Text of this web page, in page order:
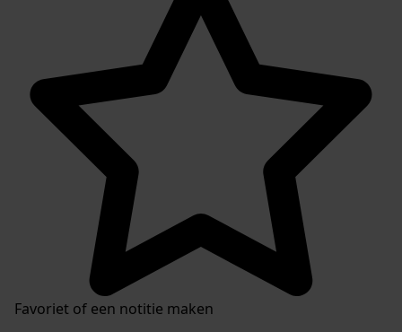
Favoriet of een notitie maken